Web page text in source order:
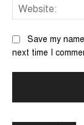
Save my
next time I